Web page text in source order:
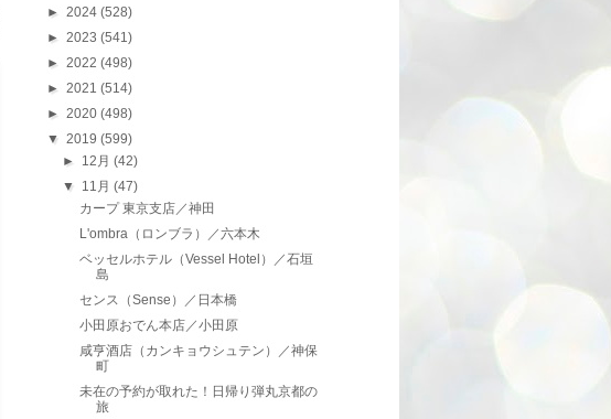
► 2024 (528)
► 2023 (541)
► 2022 (498)
► 2021 (514)
► 2020 (498)
▼ 2019 (599)
► 12月(42)
▼ 11月(47)
カープ 東京支店／神田
L'ombra（ロンブラ）／六本木
ベッセルホテル（Vessel Hotel）／石垣
島
センス（Sense）／日本橋
小田原おでん本店／小田原
咸亨酒店（カンキョウシュテン）／神保
町
未在の予約が取れた！日帰り弾丸京都の
旅